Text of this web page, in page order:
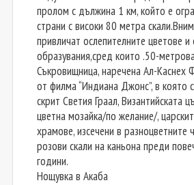
пролом с дължина 1 км, който е
страни с високи 80 метра
привличат ослепителните цветове и
образувания,сред които .50-
Съкровищница, наречена Ал-Каснех
от филма “Индиана Джонс”, в която
скрит Светия Граал, Византийската
цветна мозайка/по желание/,
храмове, изсечени в разноцветните
розови скали на каньона преди
години.
Нощувка в Акаба